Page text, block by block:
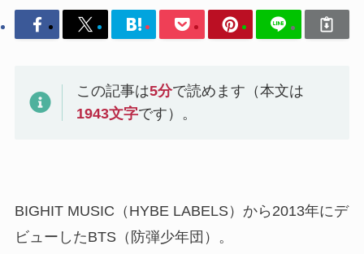
この記事は5分で読めます（本文は
1943文字です）。
BIGHIT MUSIC（HYBE LABELS）から2013年にデ
ビューしたBTS（防弾少年団）。